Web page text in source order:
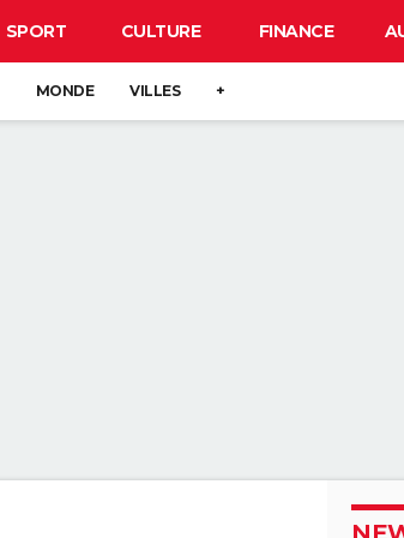
SPORT CULTURE FINANCE
MONDE VILLES +